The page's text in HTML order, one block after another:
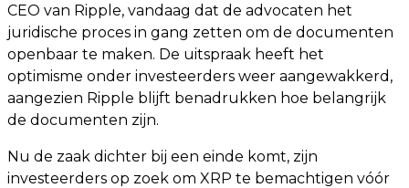
CEO van Ripple, vandaag dat de advocaten het
juridische proces in gang zetten om de documenten
openbaar te maken. De uitspraak heeft het
optimisme onder investeerders weer aangewakkerd,
aangezien Ripple blijft benadrukken hoe belangrijk
de documenten zijn.
Nu de zaak dichter bij een einde komt, zijn
investeerders op zoek om XRP te bemachtigen vóór